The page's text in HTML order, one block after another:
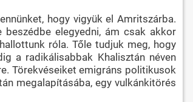
hogy vigyük el Amritszárba.
elegyedni, ám csak akkor
róla. Tőle tudjuk meg, hogy
a radikálisabbak Khalisztán néven
Törekvéseiket emigráns politikusok
megalapításába, egy vulkánkitörés